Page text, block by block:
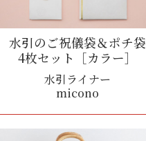
水引のご祝儀袋＆ポチ袋
4枚セット［カラー］
水引ライナー
micono